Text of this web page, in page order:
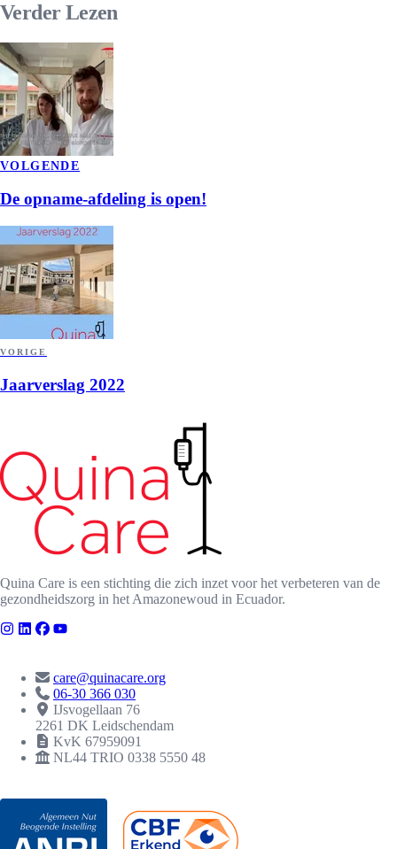
Verder Lezen
VOLGENDE
De opname-afdeling is open!
VORIGE
Jaarverslag 2022
Quina Care is een stichting die zich inzet voor het verbeteren van de
gezondheidszorg in het Amazonewoud in Ecuador.
care@quinacare.org
06-30 366 030
IJsvogellaan 76
2261 DK Leidschendam
KvK 67959091
NL44 TRIO 0338 5550 48